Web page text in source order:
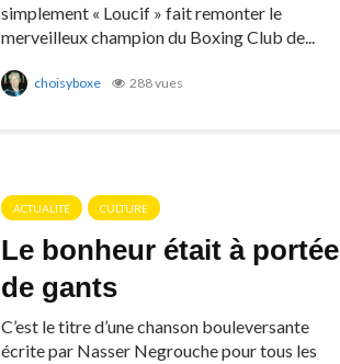
simplement « Loucif » fait remonter le
merveilleux champion du Boxing Club de...
choisyboxe 288 vues
ACTUALITÉ CULTURE
Le bonheur était à portée
de gants
C’est le titre d’une chanson bouleversante
écrite par Nasser Negrouche pour tous les